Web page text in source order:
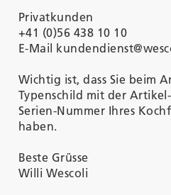
Privatkunden
+41 (0)56 438 10 10
E-Mail
Wichtig ist, dass Sie beim
Typenschild mit der
Serien-Nummer Ihres
haben.
Beste Grüsse
Willi Wescoli